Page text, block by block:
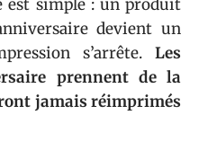
est simple : un produit
devient un
s’arrête. Les
prennent de la
jamais réimprimés